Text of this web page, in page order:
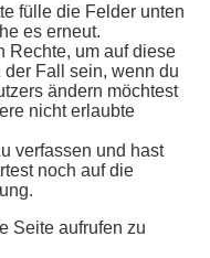
fülle die Felder unten
es erneut.
Rechte, um auf diese
Fall sein, wenn du
ändern möchtest
nicht erlaubte
verfassen und hast
noch auf die
Seite aufrufen zu